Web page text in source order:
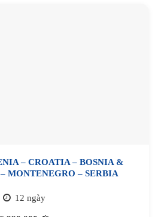
– CROATIA – BOSNIA &
MONTENEGRO – SERBIA
12 ngày